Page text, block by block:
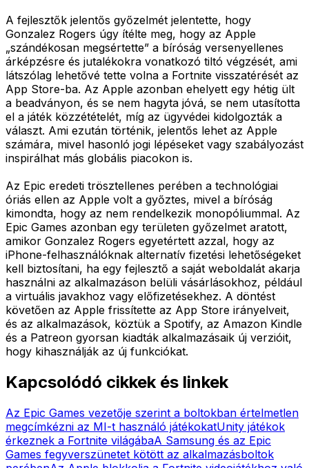
A fejlesztők jelentős győzelmét jelentette, hogy
Gonzalez Rogers úgy ítélte meg, hogy az Apple
„szándékosan megsértette” a bíróság versenyellenes
árképzésre és jutalékokra vonatkozó tiltó végzését, ami
látszólag lehetővé tette volna a Fortnite visszatérését az
App Store-ba. Az Apple azonban ehelyett egy hétig ült
a beadványon, és se nem hagyta jóvá, se nem utasította
el a játék közzétételét, míg az ügyvédei kidolgozták a
választ. Ami ezután történik, jelentős lehet az Apple
számára, mivel hasonló jogi lépéseket vagy szabályozást
inspirálhat más globális piacokon is.
Az Epic eredeti trösztellenes perében a technológiai
óriás ellen az Apple volt a győztes, mivel a bíróság
kimondta, hogy az nem rendelkezik monopóliummal. Az
Epic Games azonban egy területen győzelmet aratott,
amikor Gonzalez Rogers egyetértett azzal, hogy az
iPhone-felhasználóknak alternatív fizetési lehetőségeket
kell biztosítani, ha egy fejlesztő a saját weboldalát akarja
használni az alkalmazáson belüli vásárlásokhoz, például
a virtuális javakhoz vagy előfizetésekhez. A döntést
követően az Apple frissítette az App Store irányelveit,
és az alkalmazások, köztük a Spotify, az Amazon Kindle
és a Patreon gyorsan kiadták alkalmazásaik új verzióit,
hogy kihasználják az új funkciókat.
Kapcsolódó cikkek és linkek
Az Epic Games vezetője szerint a boltokban értelmetlen
megcímkézni az MI-t használó játékokatUnity játékok
érkeznek a Fortnite világábaA Samsung és az Epic
Games fegyverszünetet kötött az alkalmazásboltok